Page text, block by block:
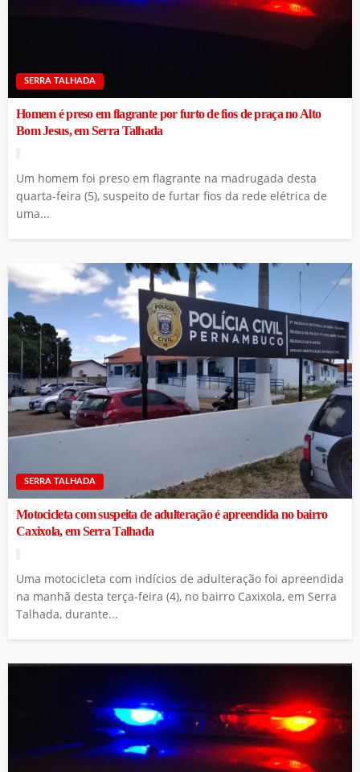
SERRA TALHADA
Homem é preso em flagrante por furto de fios de praça no Alto
Bom Jesus, em Serra Talhada
Um homem foi preso em flagrante na madrugada desta
quarta-feira (5), suspeito de furtar fios da rede elétrica de
uma...
SERRA TALHADA
Motocicleta com suspeita de adulteração é apreendida no bairro
Caxixola, em Serra Talhada
Uma motocicleta com indícios de adulteração foi apreendida
na manhã desta terça-feira (4), no bairro Caxixola, em Serra
Talhada, durante...